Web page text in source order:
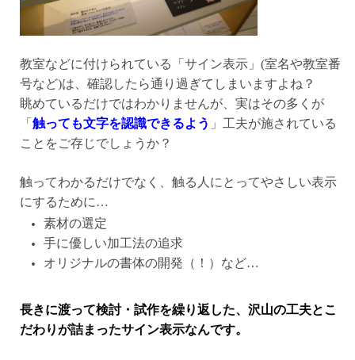
教室などに付けられている「サイン表示」(室名や教室番
号など)は、確認したら通り過ぎてしまいますよね？
眺めているだけではわかりませんが、実はその多くが
「 触っても文字を認識できるよう 」工夫が施されている
ことをご存じでしょうか？
触ってわかるだけでなく、触る人にとってやさしい表示
にするために…
素材の選定
手に優しい加工法の追求
オリジナルの書体の開発（！）など…
長きに渡って検討・試作を繰り返した、沢山の工夫とこ
だわりが詰まったサイン表示なんです。